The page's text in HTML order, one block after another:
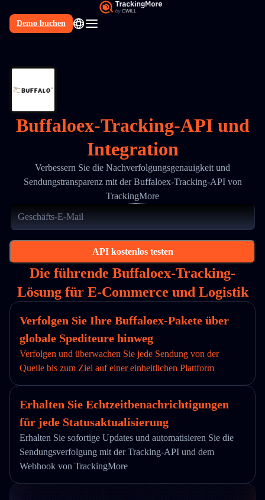
Demo buchen
Buffaloex-Tracking-API und
Integration
Verbessern Sie die Nachverfolgungsgenauigkeit und
Sendungstransparenz mit der Buffaloex-Tracking-API von
TrackingMore
API kostenlos testen
Die führende Buffaloex-Tracking-
Lösung für E-Commerce und Logistik
Verfolgen Sie Ihre Buffaloex-Pakete über
globale Spediteure hinweg
Verfolgen und überwachen Sie jede Sendung von der
Quelle bis zum Ziel auf einer einheitlichen Plattform
Erhalten Sie Echtzeitbenachrichtigungen
für jede Statusaktualisierung
Erhalten Sie sofortige Updates und automatisieren Sie die
Sendungsverfolgung mit der Tracking-API und dem
Webhook von TrackingMore